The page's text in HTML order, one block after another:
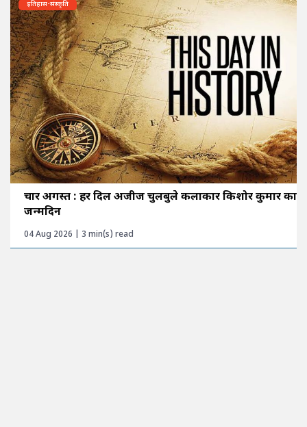
इतिहास-संस्कृति
चार अगस्त : हर दिल अजीज चुलबुले कलाकार किशोर कुमार का
जन्मदिन
04 Aug 2026 | 3 min(s) read